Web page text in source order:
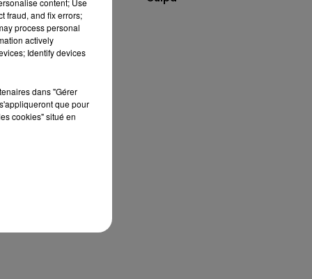
fraud, and fix errors;
process personal
actively
Identify devices
dans "Gérer
que pour
cookies" situé en